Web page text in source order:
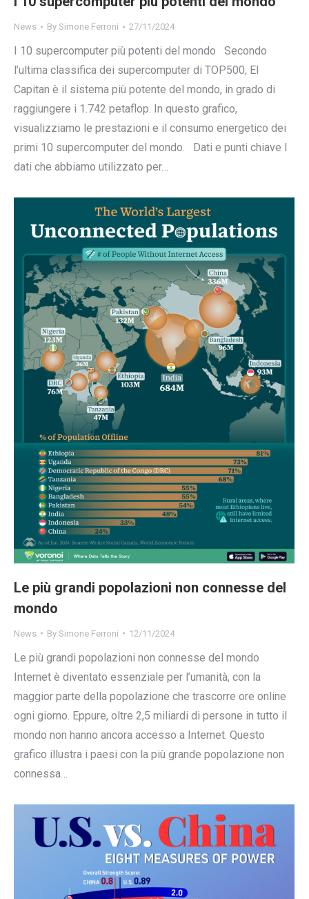
News By Simone Ferroni 27/11/2024
I 10 supercomputer più potenti del mondo Secondo
l’ultima classifica dei supercomputer di TOP500, El
Capitan è il sistema più potente del mondo, in grado di
raggiungere i 1.742 petaflop. In questo grafico,
visualizziamo le prestazioni e il consumo energetico dei
primi 10 supercomputer del mondo. Dati e punti chiave I
dati che abbiamo utilizzato per…
Le più grandi popolazioni non connesse del
mondo
News By Simone Ferroni 12/11/2024
Le più grandi popolazioni non connesse del mondo
Internet è diventato essenziale per l’umanità, con la
maggior parte della popolazione che trascorre ore online
ogni giorno. Eppure, oltre 2,5 miliardi di persone in tutto il
mondo non hanno ancora accesso a Internet. Questo
grafico illustra i paesi con la più grande popolazione non
connessa…